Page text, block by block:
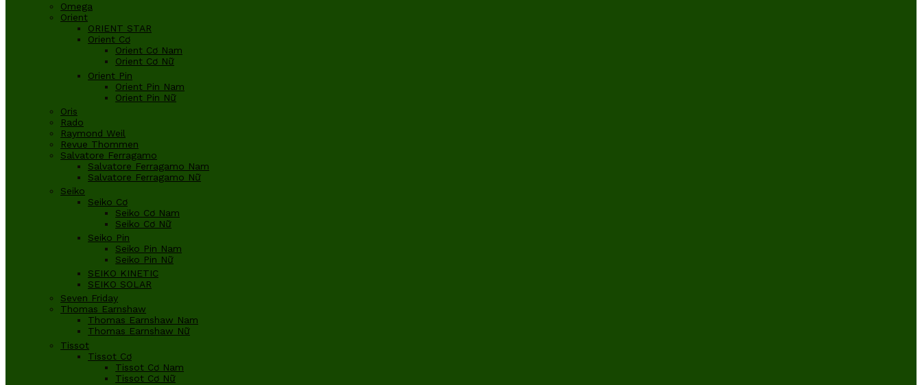
Omega
Orient
ORIENT STAR
Orient Cơ
Orient Cơ Nam
Orient Cơ Nữ
Orient Pin
Orient Pin Nam
Orient Pin Nữ
Oris
Rado
Raymond Weil
Revue Thommen
Salvatore Ferragamo
Salvatore Ferragamo Nam
Salvatore Ferragamo Nữ
Seiko
Seiko Cơ
Seiko Cơ Nam
Seiko Cơ Nữ
Seiko Pin
Seiko Pin Nam
Seiko Pin Nữ
SEIKO KINETIC
SEIKO SOLAR
Seven Friday
Thomas Earnshaw
Thomas Earnshaw Nam
Thomas Earnshaw Nữ
Tissot
Tissot Cơ
Tissot Cơ Nam
Tissot Cơ Nữ